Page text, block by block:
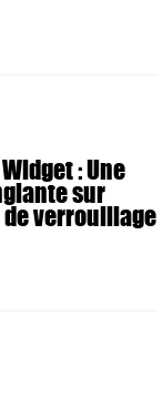
: Une
sur
verrouillage